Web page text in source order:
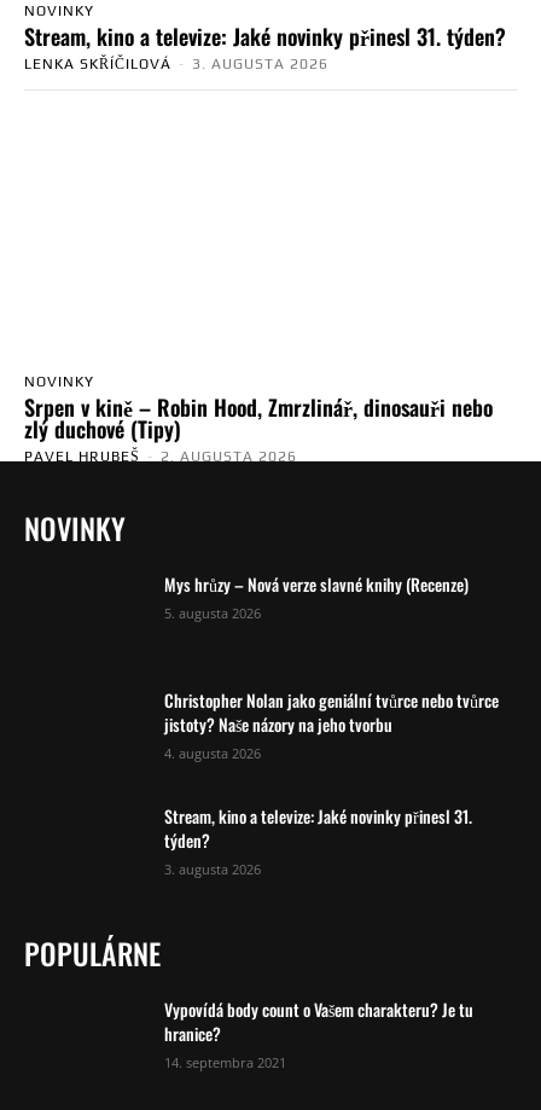
NOVINKY
Stream, kino a televize: Jaké novinky přinesl 31. týden?
LENKA SKŘÍČILOVÁ - 3. AUGUSTA 2026
NOVINKY
Srpen v kině – Robin Hood, Zmrzlinář, dinosauři nebo
zlý duchové (Tipy)
PAVEL HRUBEŠ - 2. AUGUSTA 2026
NOVINKY
Mys hrůzy – Nová verze slavné knihy (Recenze)
5. augusta 2026
Christopher Nolan jako geniální tvůrce nebo tvůrce
jistoty? Naše názory na jeho tvorbu
4. augusta 2026
Stream, kino a televize: Jaké novinky přinesl 31.
týden?
3. augusta 2026
POPULÁRNE
Vypovídá body count o Vašem charakteru? Je tu
hranice?
14. septembra 2021